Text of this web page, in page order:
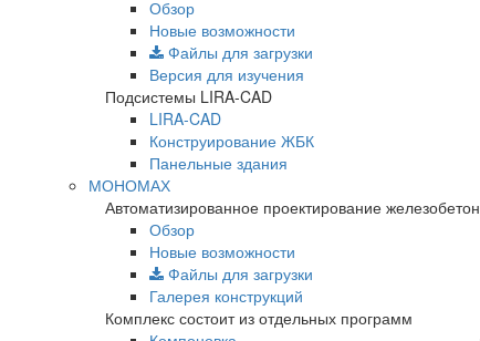
Обзор
Новые возможности
Файлы для загрузки
Версия для изучения
Подсистемы LIRA-CAD
LIRA-CAD
Конструирование ЖБК
Панельные здания
МОНОМАХ
Автоматизированное проектирование
Обзор
Новые возможности
Файлы для загрузки
Галерея конструкций
Комплекс состоит из отдельных программ